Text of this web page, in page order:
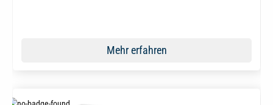
Mehr erfahren